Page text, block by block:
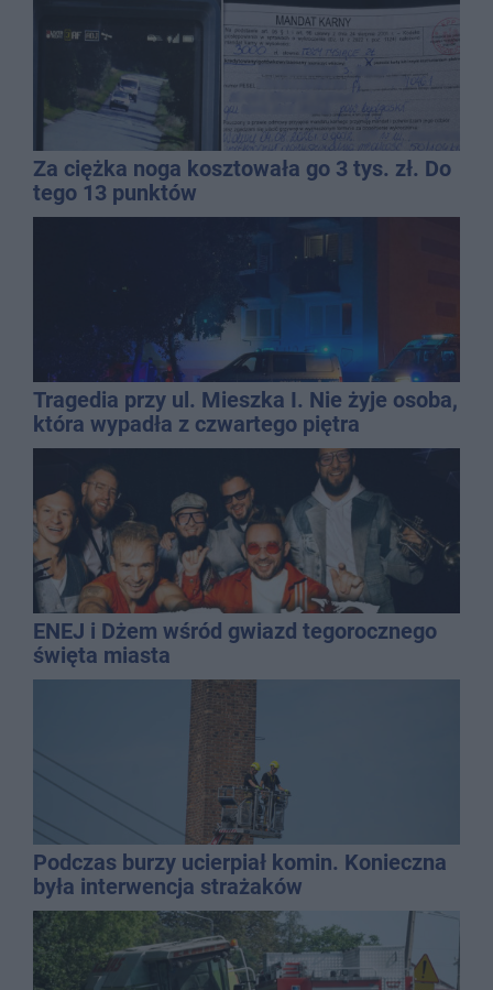
Za ciężka noga kosztowała go 3 tys. zł. Do
tego 13 punktów
Tragedia przy ul. Mieszka I. Nie żyje osoba,
która wypadła z czwartego piętra
ENEJ i Dżem wśród gwiazd tegorocznego
święta miasta
Podczas burzy ucierpiał komin. Konieczna
była interwencja strażaków